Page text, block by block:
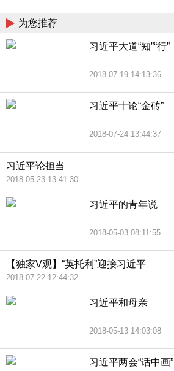
为您推荐
习近平大道“知”“行”
2018-07-19 14:13:36
习近平十论“金砖”
2018-07-24 13:44:37
习近平论担当
2018-05-23 13:41:30
习近平的青年说
2018-05-03 08:11:55
【独家V观】“英托利”迎接习近平
2018-07-22 12:44:32
习近平和母亲
2018-05-13 14:03:08
习近平两会“话中画”